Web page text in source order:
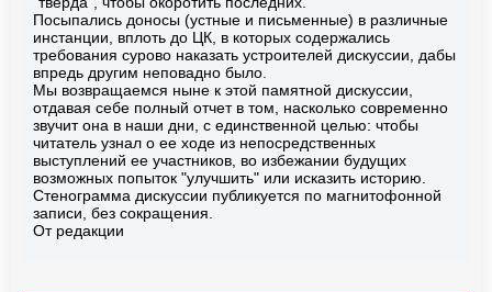
Посыпались доносы (устные и письменные) в различные
инстанции, вплоть до ЦК, в которых содержались
требования сурово наказать устроителей дискуссии, дабы
впредь другим неповадно было.
Мы возвращаемся ныне к этой памятной дискуссии,
отдавая себе полный отчет в том, насколько современно
звучит она в наши дни, с единственной целью: чтобы
читатель узнал о ее ходе из непосредственных
выступлений ее участников, во избежании будущих
возможных попыток "улучшить" или исказить историю.
Стенограмма дискуссии публикуется по магнитофонной
записи, без сокращения.
От редакции